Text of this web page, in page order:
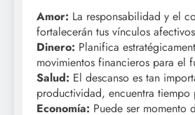
Amor: La responsabilidad y el
fortalecerán tus vínculos
Dinero: Planifica
movimientos financieros para el
Salud: El descanso es tan
productividad, encuentra tiempo
Economía: Puede ser momento